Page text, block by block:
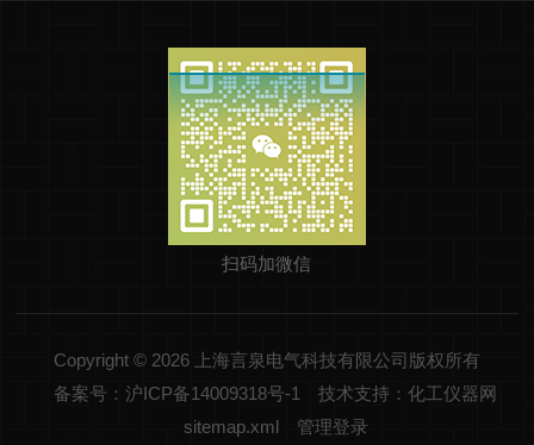
扫码加微信
Copyright © 2026 上海言泉电气科技有限公司版权所有
备案号：沪ICP备14009318号-1
技术支持：化工仪器网
sitemap.xml
管理登录